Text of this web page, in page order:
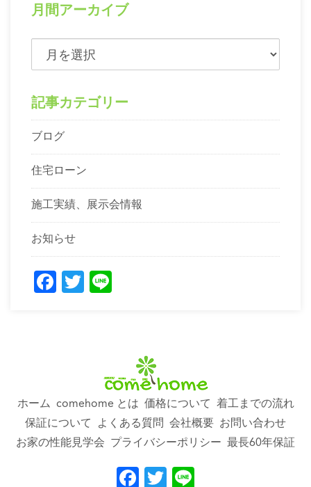
月間アーカイブ
記事カテゴリー
ブログ
住宅ローン
施工実績、展示会情報
お知らせ
Facebook
Twitter
ホーム comehome とは 価格について
着工までの流れ
保証について
よくある質問 会社概要 お問い合わせ
お家の性能見学会
プライバシーポリシー 最長60年保証
Facebook
Twitter